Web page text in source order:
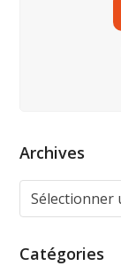
Archives
Catégories